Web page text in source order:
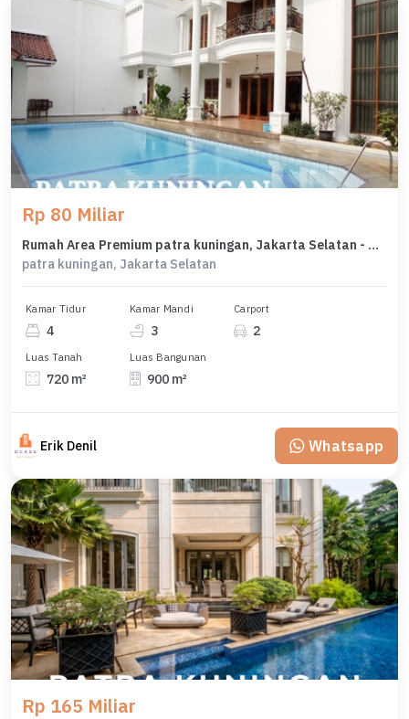
Rp 80 Miliar
Rumah Area Premium patra kuningan, Jakarta Selatan - Harga Terbaik 80 Miliar
patra kuningan, Jakarta Selatan
Kamar Tidur
4
Kamar Mandi
3
Carport
2
Luas Tanah
720 m²
Luas Bangunan
900 m²
Erik Denil Whatsapp
Rp 165 Miliar